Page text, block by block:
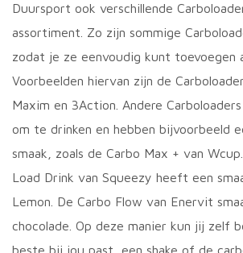
Duursport ook verschillende
assortiment. Zo zijn sommige
zodat je ze eenvoudig kunt toevoegen
Voorbeelden hiervan zijn de
Maxim en 3Action. Andere
om te drinken en hebben bijvoorbeeld
smaak, zoals de Carbo Max + van
Load Drink van Squeezy heeft een
Lemon. De Carbo Flow van Enervit
chocolade. Op deze manier kun jij zelf
beste bij jou past, een shake of de